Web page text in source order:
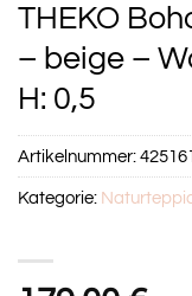
THEKO
– beige –
H: 0,5
Artikelnummer:
Kategorie: